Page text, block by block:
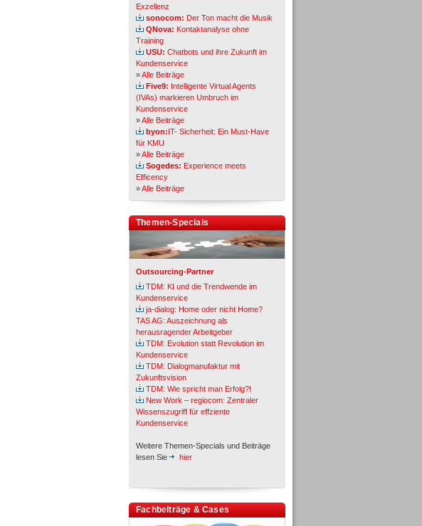
Exzellenz
sonocom: Der Ton macht die Musik
QNova: Kontaktanalyse ohne
Training
USU: Chatbots und ihre Zukunft im
Kundenservice
»Alle Beiträge
Five9: Intelligente Virtual Agents
(IVAs) markieren Umbruch im
Kundenservice
»Alle Beiträge
byon:IT- Sicherheit: Ein Must-Have
für KMU
»Alle Beiträge
Sogedes: Experience meets
Efficency
»Alle Beiträge
Themen-Specials
Outsourcing-Partner
TDM: KI und die Trendwende im
Kundenservice
ja-dialog: Home oder nicht Home?
TAS AG: Auszeichnung als
herausragender Arbeitgeber
TDM: Evolution statt Revolution im
Kundenservice
TDM: Dialogmanufaktur mit
Zukunftsvision
TDM: Wie spricht man Erfolg?!
New Work – regiocom: Zentraler
Wissenszugriff für effziente
Kundenservice
Weitere Themen-Specials und Beiträge
lesen Sie
hier
Fachbeiträge & Cases